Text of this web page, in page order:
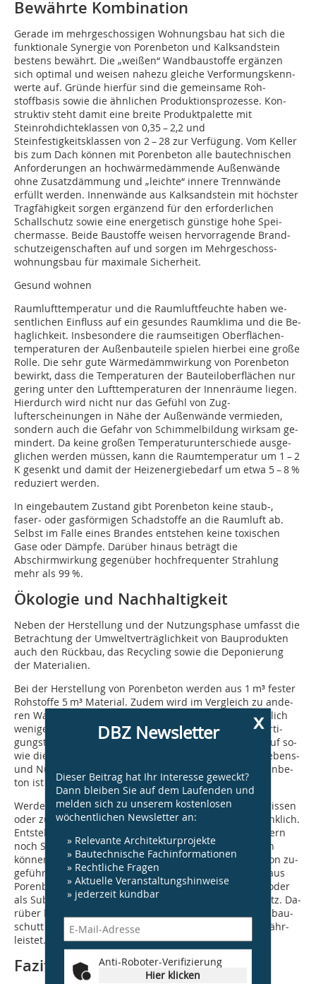
Bewährte Kombination
Gerade im mehrgeschossigen Wohnungsbau hat sich die
funktionale Synergie von Porenbeton und Kalksandstein
bestens bewährt. Die „weißen“ Wandbaustoffe ergänzen
sich optimal und weisen nahezu gleiche Ver­for­mungs­kenn­
werte auf. Gründe hierfür sind die gemeinsame Roh­
stoffbasis sowie die ähnlichen Produktionsprozesse. Kon­
struktiv steht damit eine breite Produktpalette mit
Steinrohdichteklassen von 0,35 – 2,2 und
Steinfestigkeitsklassen von 2 – 28 zur Verfügung. Vom Keller
bis zum Dach können mit Porenbeton alle bau­technischen
Anforderungen an hochwärmedämmende Au­ßen­wände
ohne Zusatzdämmung und „leichte“ innere Trenn­wände
erfüllt werden. Innenwände aus Kalksandstein mit höchster
Tragfähigkeit sorgen ergänzend für den er­for­der­lichen
Schallschutz sowie eine energetisch günstige hohe Spei­­
chermasse. Beide Baustoffe weisen her­vor­ra­gen­de Brand­­
schutzeigenschaften auf und sorgen im Mehr­ge­schoss­­­
wohnungsbau für maximale Sicherheit.
Gesund wohnen
Raumlufttemperatur und die Raumluftfeuchte haben we­
sent­lichen Einfluss auf ein gesundes Raumklima und die Be­
hag­lich­keit. Insbesondere die raumseitigen Ober­flä­chen­
tem­pe­ra­turen der Außenbauteile spielen hierbei eine große
Rolle. Die sehr gute Wärmedämmwirkung von Porenbeton
be­wirkt, dass die Temperaturen der Bau­teil­ober­flächen nur
gering unter den Lufttemperaturen der Innen­räume liegen.
Hier­durch wird nicht nur das Gefühl von Zug­
lufterscheinungen in Nä­he der Außenwände vermieden,
son­dern auch die Gefahr von Schimmelbildung wirksam ge­
mindert. Da keine großen Tem­­pera­tur­un­ter­schie­de aus­ge­
gli­chen werden müssen, kann die Raumtemperatur um 1 – 2
K gesenkt und damit der Heizenergiebedarf um etwa 5 – 8 %
reduziert werden.
In eingebautem Zustand gibt Porenbeton keine staub-,
faser- oder gasförmigen Schadstoffe an die Raumluft ab.
Selbst im Falle eines Brandes entstehen keine toxischen
Gase oder Dämpfe. Darüber hinaus beträgt die
Abschirmwirkung ge­gen­über hochfrequenter Strahlung
mehr als 99 %.
Ökologie und Nachhaltigkeit
Neben der Herstellung und der Nutzungsphase umfasst die
Betrachtung der Umweltverträglichkeit von Bauprodukten
auch den Rückbau, das Recycling sowie die Deponierung
der Materialien.
Bei der Herstellung von Porenbeton werden aus 1 m³ fester
Rohstoffe 5 m³ Material. Zudem wird im Vergleich zu an­de­
ren Wandbaustoffen für den Produktionsprozess deutlich
we­­niger Energie benötigt. Dafür sorgen mo­dernste Fer­ti­
gungs­­techniken, ein geschlossener Produktionskreislauf so­
wie die energiesparende Wasserdampfhärtung. Die Lebens-
und Nutzungsdauer des mineralischen Baustoffs Poren­be­
ton ist nahezu unbegrenzt.
Werden Gebäude oder Bauteile aus Porenbeton abgerissen
oder zurückgebaut, so ist dies gesundheitlich unbedenklich.
Ent­ste­hender Staub enthält weder lungengängige Fasern
noch Schadstoffe. Abbruchmaterialien aus Porenbeton
können grundsätzlich wiederaufbereitet, der Produktion zu­
ge­führt oder anderweitig einsetzt werden. Granulate aus
Porenbeton kommen z. B. als Wärme­dämm­schüttung oder
als Substrate für Gründächer- und -flächen zum Einsatz. Da­
rü­ber hinaus ist eine Deponiefähigkeit für Poren­beton­bau­
schutt gemäß TA Siedlungsabfall, Deponieklasse I ge­währ­
leistet.
Fazit
x
DBZ Newsletter
Dieser Beitrag hat Ihr Interesse geweckt?
Dann bleiben Sie auf dem Laufenden und
melden sich zu unserem kostenlosen
wöchentlichen Newsletter an:
» Relevante Architekturprojekte
» Bautechnische Fachinformationen
» Rechtliche Fragen
» Aktuelle Veranstaltungshinweise
» jederzeit kündbar
Anti-Roboter-Verifizierung
Hier klicken